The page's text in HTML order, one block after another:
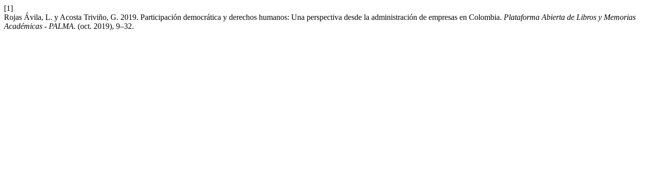
[1]
Rojas Ávila, L. y Acosta Triviño, G. 2019. Participación democrática y derechos humanos: Una perspectiva desde la administración de empresas en Colombia. Plataforma Abierta de Libros y Memorias
Académicas - PALMA. (oct. 2019), 9–32.